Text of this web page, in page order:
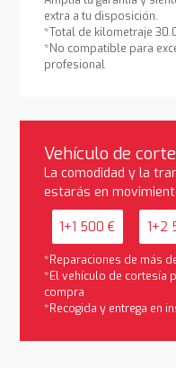
extra a tu disposición.
*Total de kilometraje
*No compatible para
profesional
Vehículo de
La comodidad y la
estarás en
1+1 500 € 1+2
*Reparaciones de más
*El vehículo de cortesía
compra
*Recogida y entrega en